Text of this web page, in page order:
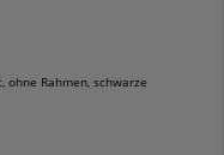
Rahmen, schwarze